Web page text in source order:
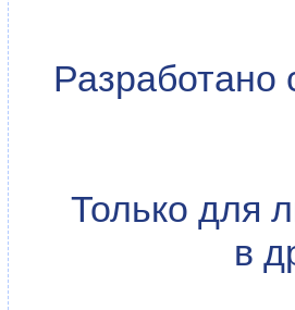
Разработано
Только для
в